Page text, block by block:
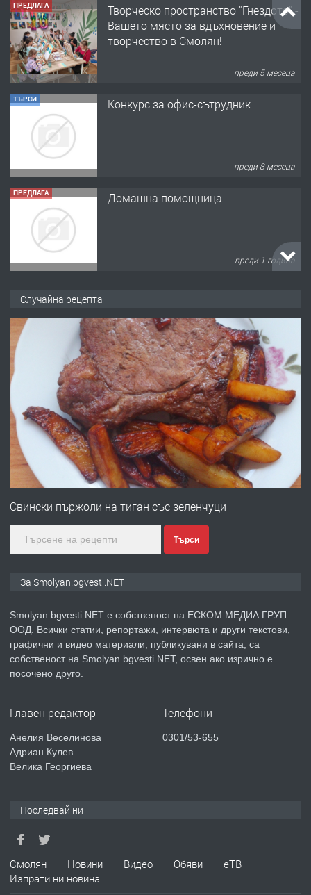
ПРЕДЛАГА
Творческо пространство "Гнездото" -
Вашето място за вдъхновение и
творчество в Смолян!
преди 5 месеца
ТЪРСИ Конкурс за офис-сътрудник
преди 8 месеца
ПРЕДЛАГА Домашна помощница
преди 1 година
преди 2 години
ПРЕДЛАГА
УДЪЛЖАВАНЕ НА ЧОВЕШКИЯТ
ЖИВОТ И ПОДОБРЯВАНЕ НА
НЕГОВОТО КАЧЕСТВО
преди 2 години
ПРЕДЛАГА Имот в Северна Гърция, до Кавала
преди 2 години
ПРЕДЛАГА КЪЩА В МАРОНЯ
ТЪРСИ
Случайна рецепта
Свински пържоли на тиган със зеленчуци
Търси
За Smolyan.bgvesti.NET
Smolyan.bgvesti.NET е собственост на ЕСКОМ МЕДИА ГРУП
ООД. Всички статии, репортажи, интервюта и други текстови,
графични и видео материали, публикувани в сайта, са
собственост на Smolyan.bgvesti.NET, освен ако изрично е
посочено друго.
Главен редактор
Анелия Веселинова
Адриан Кулев
Велика Георгиева
Телефони
0301/53-655
Последвай ни
Смолян Новини Видео Обяви
еТВ
Изпрати ни новина